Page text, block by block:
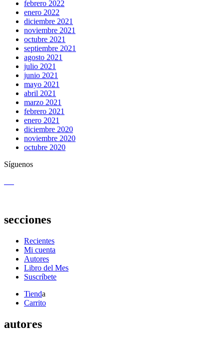
febrero 2022
enero 2022
diciembre 2021
noviembre 2021
octubre 2021
septiembre 2021
agosto 2021
julio 2021
junio 2021
mayo 2021
abril 2021
marzo 2021
febrero 2021
enero 2021
diciembre 2020
noviembre 2020
octubre 2020
Síguenos
secciones
Recientes
Mi cuenta
Autores
Libro del Mes
Suscríbete
Tienda
Carrito
autores